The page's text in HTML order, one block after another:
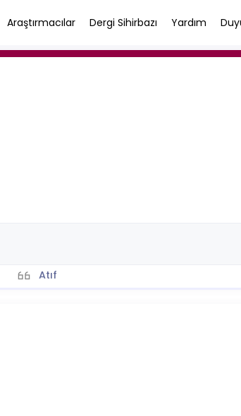
Araştırmacılar Dergi Sihirbazı Yardım
Atıf